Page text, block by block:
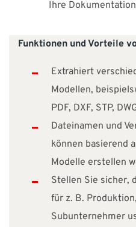
Ihre
Funktionen und Vorteile
Extrahiert
Modellen,
PDF, DXF, STP,
Dateinamen und
können basierend
Modelle erstellen
Stellen Sie sicher,
für z. B.
Subunternehmer